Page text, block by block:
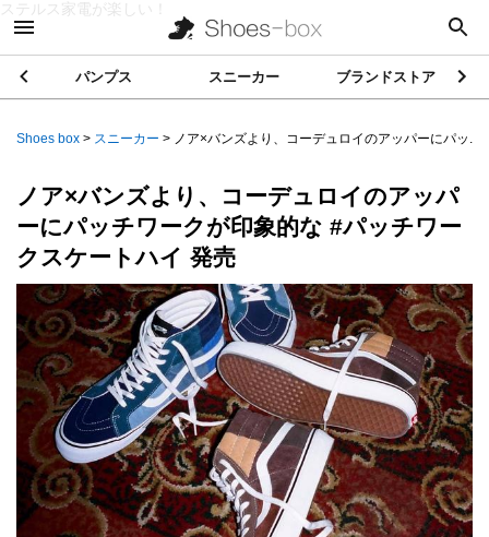
ステルス家電が楽しい！
パンプス スニーカー ブランドストア
Shoes box > スニーカー > ノア×バンズより、コーデュロイのアッパーにパッ...
ノア×バンズより、コーデュロイのアッパ
ーにパッチワークが印象的な #パッチワー
クスケートハイ 発売